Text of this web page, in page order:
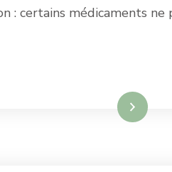
: certains médicaments ne
Lire la suite